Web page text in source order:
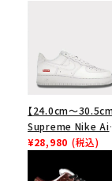
【24.0cm～30.5cm
Supreme Nike
Force 1 Low シュプ
ース１スニーカー シ
¥28,980 (税込)